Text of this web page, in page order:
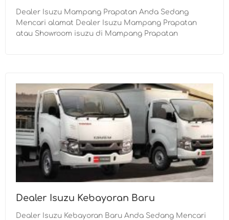
Dealer Isuzu Mampang Prapatan Anda Sedang
Mencari alamat Dealer Isuzu Mampang Prapatan
atau Showroom isuzu di Mampang Prapatan
Dealer Isuzu Kebayoran Baru
Dealer Isuzu Kebayoran Baru Anda Sedang Mencari